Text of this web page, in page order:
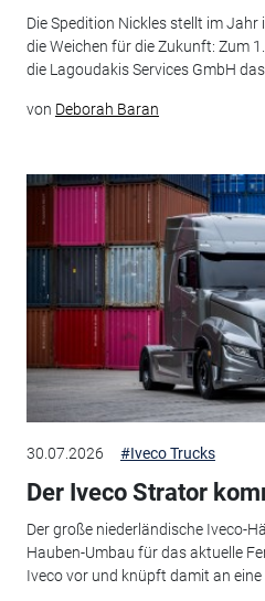
Die Spedition Nickles stellt im
die Weichen für die Zukunft: Zum
die Lagoudakis Services GmbH
von Deborah Baran
30.07.2026 #Iveco Trucks
Der Iveco Strator
Der große niederländische Iveco-
Hauben-Umbau für das aktuelle
Iveco vor und knüpft damit an eine